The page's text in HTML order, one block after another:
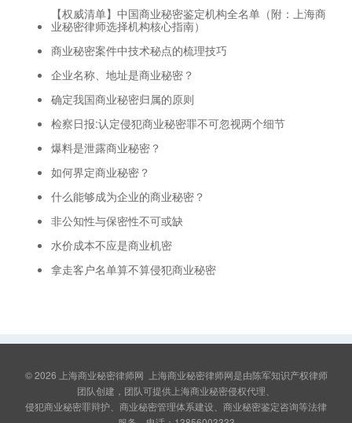
【权威清单】中国商业秘密鉴定机构全名单（附：上海商
业秘密律师选择机构核心指南）
商业秘密案件中技术秘点的梳理技巧
企业名称、地址是商业秘密？
确定我国商业秘密归属的原则
检察日报:认定侵犯商业秘密罪不可忽视两个细节
爆料是泄露商业秘密？
如何界定商业秘密？
什么能够成为企业的商业秘密？
非公知性与保密性不可或缺
水价成本不应是商业机密
拿走客户名单算不算侵犯商业秘密
© 2026 上海商业秘密律师网 上海商业秘密律师网是由陈军知识产权律师
团队创建，团队可提供上海商业秘密侵权代理、
侵犯商业秘密罪辩护、商业秘密管理体系建设、商业秘密鉴定咨询等法律